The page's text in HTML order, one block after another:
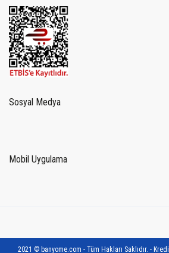
Sosyal Medya
Mobil Uygulama
2021 © banyome.com - Tüm Hakları Saklıdır. -